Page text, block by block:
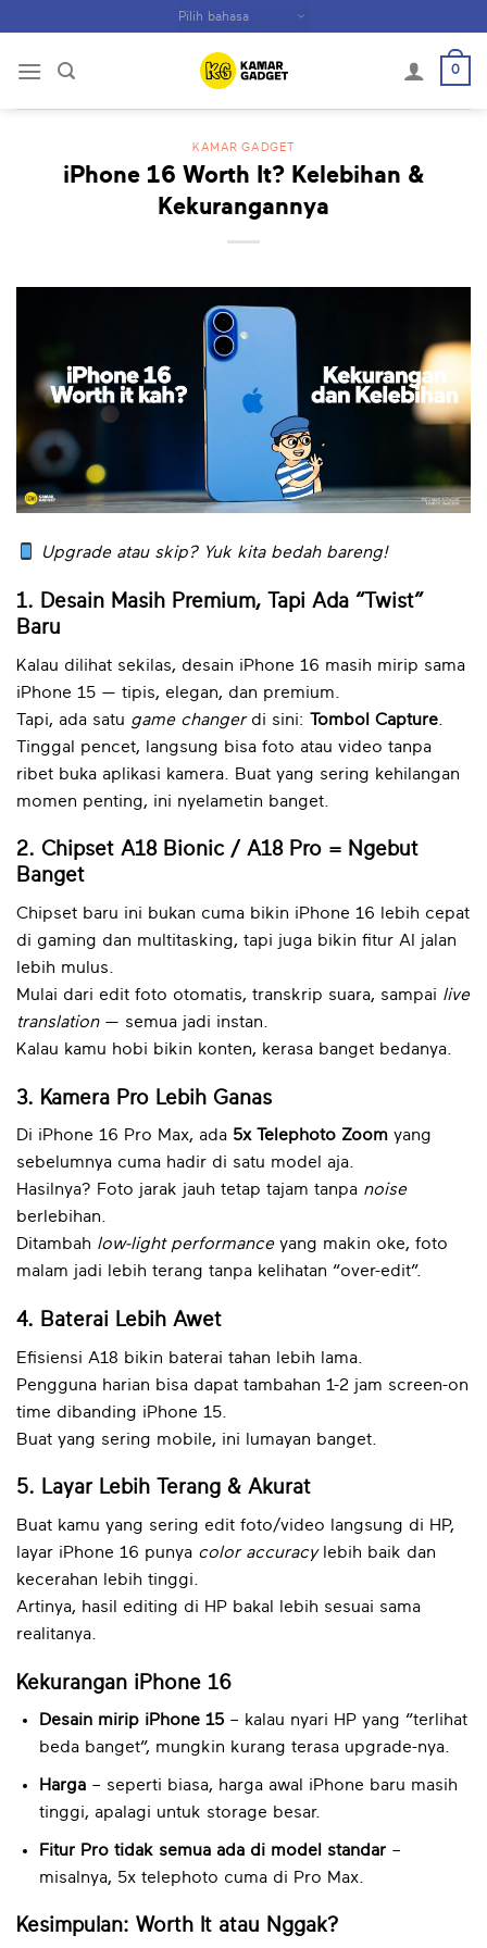
content
0
KAMAR GADGET
iPhone 16 Worth It? Kelebihan &
Kekurangannya
Upgrade atau skip? Yuk kita bedah bareng!
1. Desain Masih Premium, Tapi Ada “Twist”
Baru
Kalau dilihat sekilas, desain iPhone 16 masih mirip sama
iPhone 15 — tipis, elegan, dan premium.
Tapi, ada satu game changerdi sini: Tombol Capture
Tinggal pencet, langsung bisa foto atau video tanpa
ribet buka aplikasi kamera. Buat yang sering kehilangan
momen penting, ini nyelametin banget.
2. Chipset A18 Bionic / A18 Pro = Ngebut
Banget
Chipset baru ini bukan cuma bikin iPhone 16 lebih cepat
di gaming dan multitasking, tapi juga bikin fitur AI jalan
lebih mulus.
Mulai dari edit foto otomatis, transkrip suara, sampai live
translation— semua jadi instan.
Kalau kamu hobi bikin konten, kerasa banget bedanya.
3. Kamera Pro Lebih Ganas
Di iPhone 16 Pro Max, ada 5x Telephoto Zoom yang
sebelumnya cuma hadir di satu model aja.
Hasilnya? Foto jarak jauh tetap tajam tanpa noise
berlebihan.
Ditambah low-light performanceyang makin oke, foto
malam jadi lebih terang tanpa kelihatan “over-edit”.
4. Baterai Lebih Awet
Efisiensi A18 bikin baterai tahan lebih lama.
Pengguna harian bisa dapat tambahan 1-2 jam screen-on
time dibanding iPhone 15.
Buat yang sering mobile, ini lumayan banget.
5. Layar Lebih Terang & Akurat
Buat kamu yang sering edit foto/video langsung di HP,
layar iPhone 16 punya color accuracylebih baik dan
kecerahan lebih tinggi.
Artinya, hasil editing di HP bakal lebih sesuai sama
realitanya.
Kekurangan iPhone 16
Desain mirip iPhone 15– kalau nyari HP yang “terlihat
beda banget”, mungkin kurang terasa upgrade-nya.
Harga– seperti biasa, harga awal iPhone baru masih
tinggi, apalagi untuk storage besar.
Fitur Pro tidak semua ada di model standar–
misalnya, 5x telephoto cuma di Pro Max.
Kesimpulan: Worth It atau Nggak?